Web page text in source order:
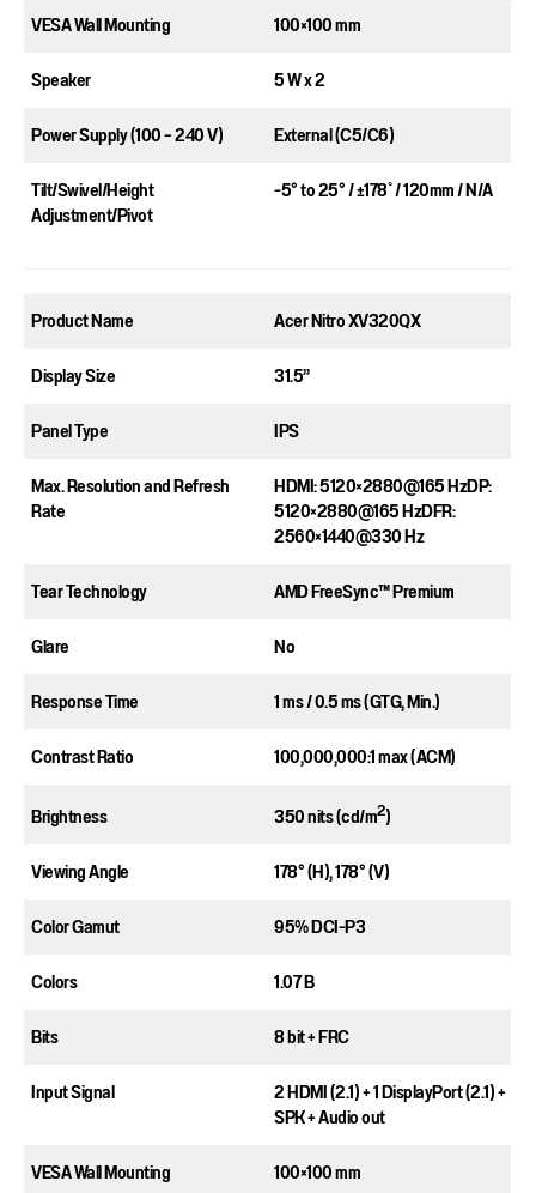
VESA Wall Mounting​
100×100 mm​
Speaker​
5 W x 2​
Power Supply (100 – 240 V)​
External (C5/C6)​
Tilt/Swivel/Height
Adjustment/Pivot​
-5° to 25° / ±178ﾟ/ 120mm / N/A​
Product Name​
Acer Nitro XV320QX​
Display Size​
31.5”
Panel Type​
IPS
Max. Resolution and Refresh
Rate​
HDMI: 5120×2880@165 Hz​DP:
5120×2880@165 Hz​DFR:
2560×1440@330 Hz​
Tear Technology
AMD FreeSync™ Premium
Glare​
No​
Response Time​
1 ms / 0.5 ms (GTG, Min.)​
Contrast Ratio​
100,000,000:1 max ​(ACM)​
Brightness​
350 nits (cd/m2)​
Viewing Angle​
178° (H), 178° (V) ​
Color Gamut​
95%​ DCI-P3
Colors​
1.07 B​
Bits​
8 bit + FRC​
Input Signal​
2 HDMI (2.1) + 1 DisplayPort (2.1) +
SPK + Audio out​
VESA Wall Mounting​
100×100 mm​